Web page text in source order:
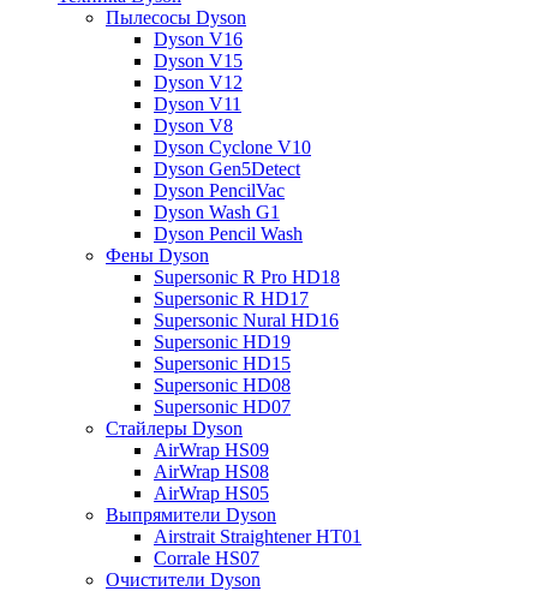
Пылесосы Dyson
Dyson V16
Dyson V15
Dyson V12
Dyson V11
Dyson V8
Dyson Cyclone V10
Dyson Gen5Detect
Dyson PencilVac
Dyson Wash G1
Dyson Pencil Wash
Фены Dyson
Supersonic R Pro HD18
Supersonic R HD17
Supersonic Nural HD16
Supersonic HD19
Supersonic HD15
Supersonic HD08
Supersonic HD07
Стайлеры Dyson
AirWrap HS09
AirWrap HS08
AirWrap HS05
Выпрямители Dyson
Airstrait Straightener HT01
Corrale HS07
Очистители Dyson